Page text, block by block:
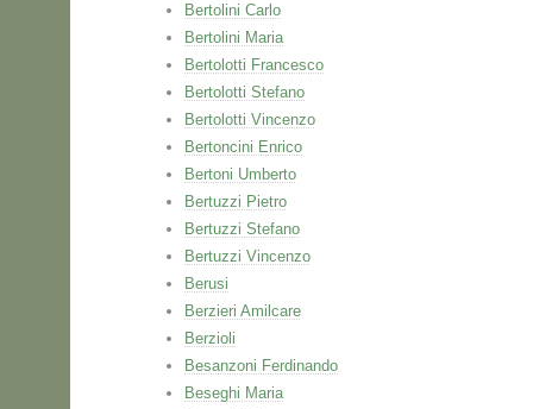
Bertolini Carlo
Bertolini Maria
Bertolotti Francesco
Bertolotti Stefano
Bertolotti Vincenzo
Bertoncini Enrico
Bertoni Umberto
Bertuzzi Pietro
Bertuzzi Stefano
Bertuzzi Vincenzo
Berusi
Berzieri Amilcare
Berzioli
Besanzoni Ferdinando
Beseghi Maria